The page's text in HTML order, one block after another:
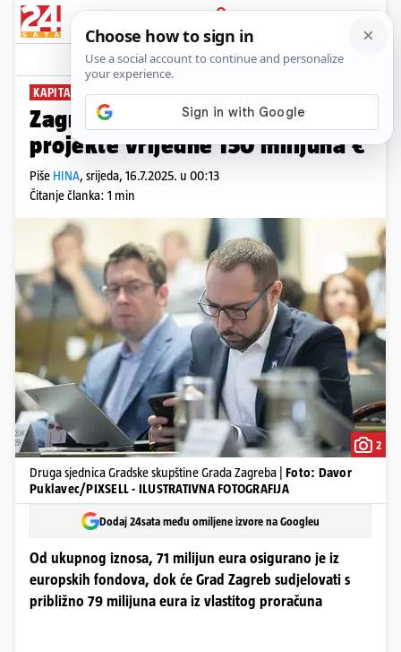
PRIJAVA
News Komentari
KAPITALNE INVESTICIJE
Zagrebačka skupština izglasala
projekte vrijedne 150 milijuna €
Piše HINA, srijeda, 16.7.2025. u 00:13
Čitanje članka: 1 min
2
Druga sjednica Gradske skupštine Grada Zagreba | Foto: Davor
Puklavec/PIXSELL - ILUSTRATIVNA FOTOGRAFIJA
Dodaj 24sata među omiljene izvore na Googleu
Od ukupnog iznosa, 71 milijun eura osigurano je iz
europskih fondova, dok će Grad Zagreb sudjelovati s
približno 79 milijuna eura iz vlastitog proračuna